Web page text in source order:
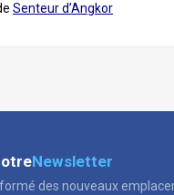
Senteur d’Angkor
Newsletter
des nouveaux